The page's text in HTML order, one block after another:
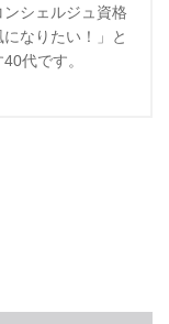
シェルジュ資格
なりたい！」と
代です。